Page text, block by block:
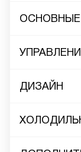
ОСНОВНЫЕ
ДИЗАЙН